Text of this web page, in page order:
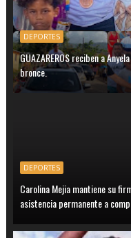
DEPORTES
GUAZAREROS reciben a
bronce.
DEPORTES
Carolina Mejia mantiene su
asistencia permanente a